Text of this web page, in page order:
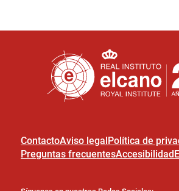
ContactoAviso legalPolítica de
Preguntas frecuentesAccesibilidad